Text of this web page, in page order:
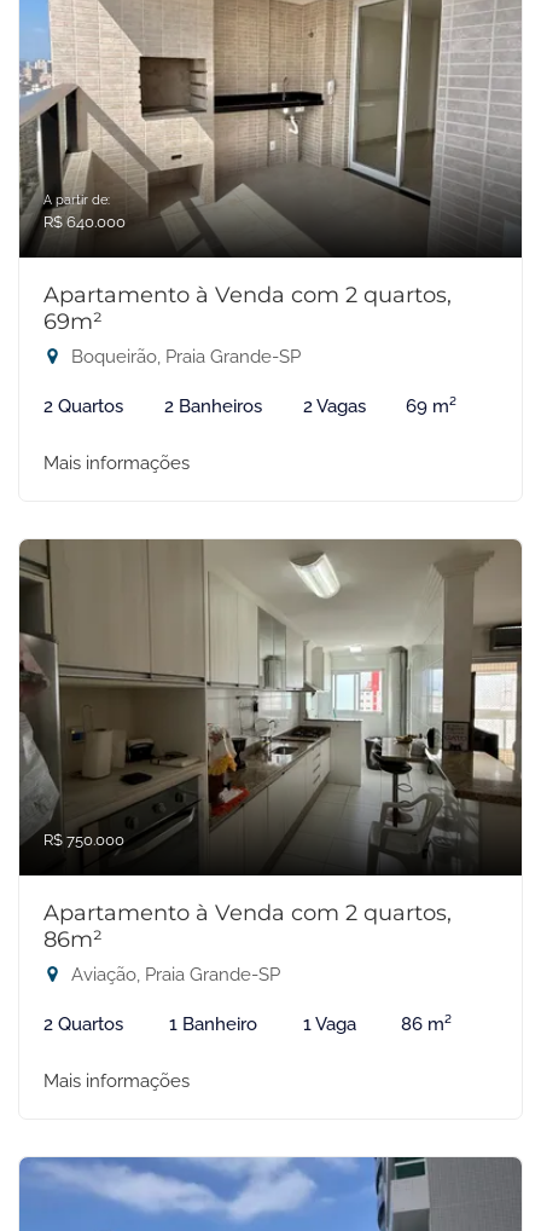
A partir de:
R$ 640.000
Apartamento à Venda com 2 quartos,
69m²
Boqueirão, Praia Grande-SP
2 Quartos 2 Banheiros 2 Vagas 69 m²
Mais informações
R$ 750.000
Apartamento à Venda com 2 quartos,
86m²
Aviação, Praia Grande-SP
2 Quartos 1 Banheiro 1 Vaga 86 m²
Mais informações